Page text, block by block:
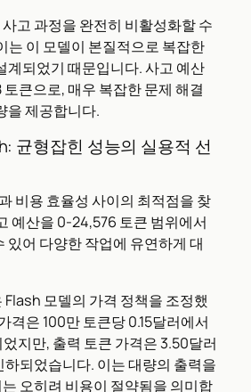
고 과정을 완전히 비활성화할 수
는 이 모델이 본질적으로 복잡한
계되었기 때문입니다. 사고 예산
큰으로, 매우 복잡한 문제 해결
을 제공합니다.
균형잡힌 성능의 실용적 선
비용 효율성 사이의 최적점을 찾
예산을 0-24,576 토큰 범위에서
있어 다양한 작업에 유연하게 대
모델의 가격 정책을 조정했
격은 100만 토큰당 0.15달러에서
지만, 출력 토큰 가격은 3.50달러
되었습니다. 이는 대량의 출력을
오히려 비용이 절약됨을 의미합